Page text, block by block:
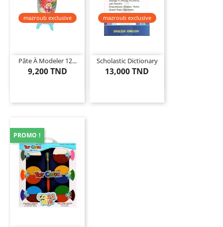
Pâte À Modeler 12...
9,200 TND
mazroub exclusive
Scholastic Dictionary
13,000 TND
mazroub exclusive
PROMO !